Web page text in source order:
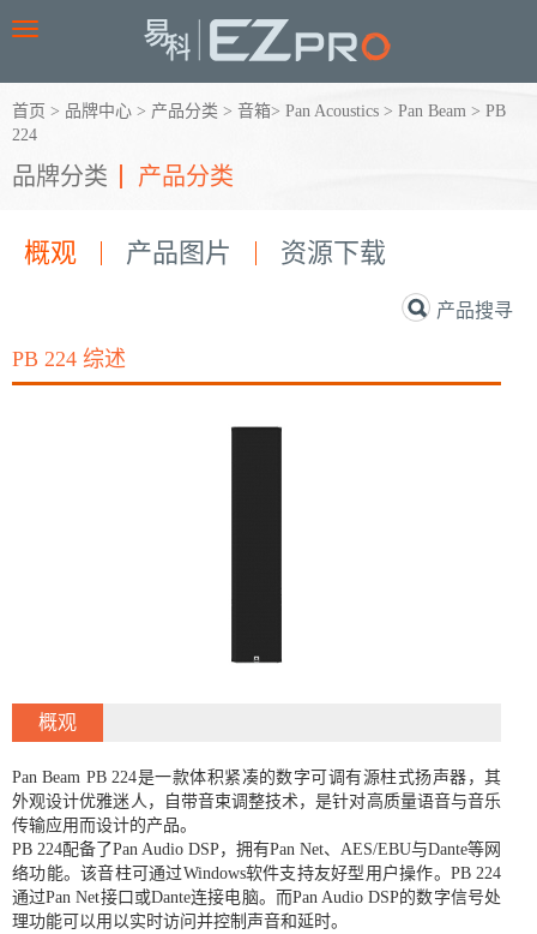
Toggle
首页 > 品牌中心 > 产品分类 > 音箱> Pan Acoustics > Pan Beam > PB
224
品牌分类 产品分类
概观 产品图片 资源下载
产品搜寻
PB 224 综述
概观
Pan Beam PB 224是一款体积紧凑的数字可调有源柱式扬声器，其
外观设计优雅迷人，自带音束调整技术，是针对高质量语音与音乐
传输应用而设计的产品。
PB 224配备了Pan Audio DSP，拥有Pan Net、AES/EBU与Dante等网
络功能。该音柱可通过Windows软件支持友好型用户操作。PB 224
通过Pan Net接口或Dante连接电脑。而Pan Audio DSP的数字信号处
理功能可以用以实时访问并控制声音和延时。